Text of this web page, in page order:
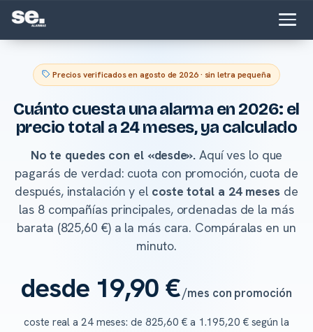
Precios verificados enagosto de 2026· sin letra pequeña
Cuánto cuesta una alarma en 2026: el
precio total a 24 meses, ya calculado
No te quedes con el «desde».Aquí ves lo que
pagarás de verdad: cuota con promoción, cuota de
después, instalación y el coste total a 24 mesesde
las 8 compañías principales, ordenadas de la más
barata (825,60 €) a la más cara. Compáralas en un
minuto.
desde 19,90 €/mes con promoción
coste real a 24 meses: de 825,60 € a 1.195,20 € según la